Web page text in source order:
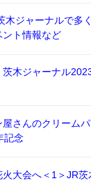
木ジャーナルで多
ント情報など
茨木ジャーナル
さんのクリーム
記念
火大会へ＜1＞JR